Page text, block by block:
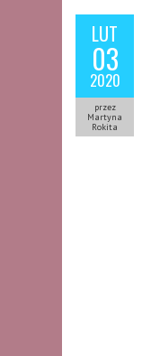
LUT
03
2020
przez
Martyna
Rokita